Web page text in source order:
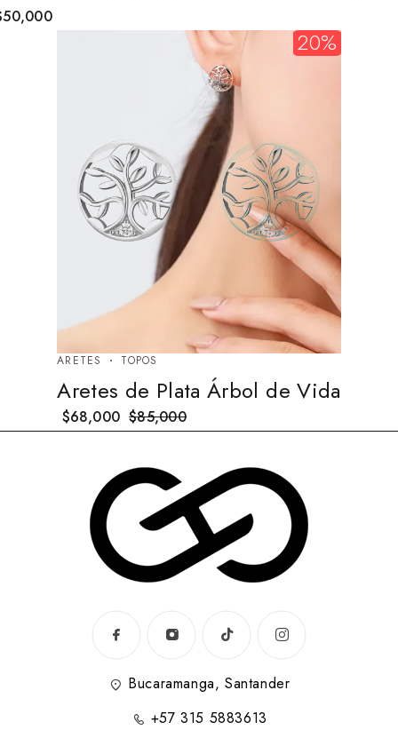
50,000
20%
ARETES TOPOS
Aretes de Plata Árbol de Vida
$85,000
$68,000
Bucaramanga, Santander
+57 315 5883613